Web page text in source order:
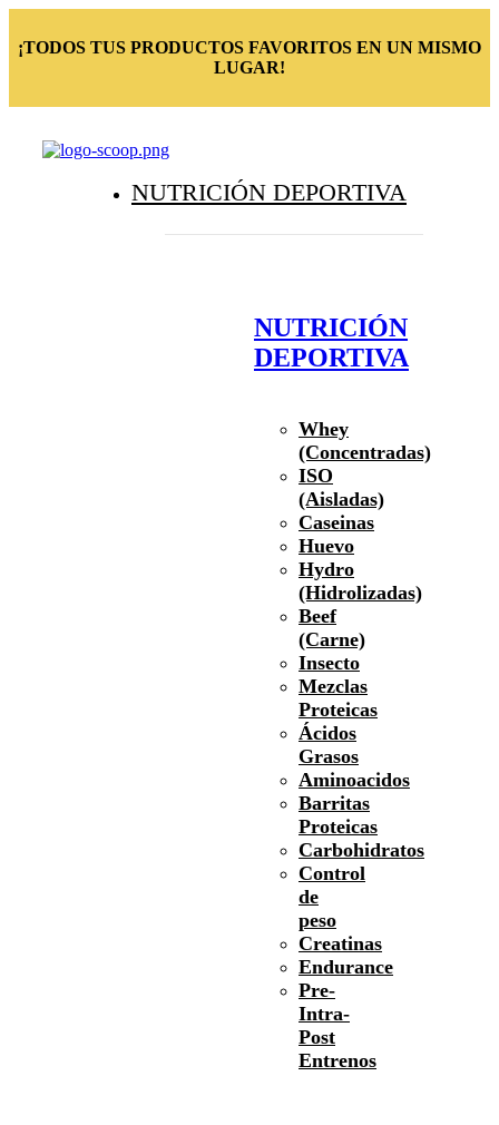
¡TODOS TUS PRODUCTOS FAVORITOS EN UN MISMO
LUGAR!
NUTRICIÓN DEPORTIVA
NUTRICIÓN
DEPORTIVA
Whey
(Concentradas)
ISO
(Aisladas)
Caseinas
Huevo
Hydro
(Hidrolizadas)
Beef
(Carne)
Insecto
Mezclas
Proteicas
Ácidos
Grasos
Aminoacidos
Barritas
Proteicas
Carbohidratos
Control
de
peso
Creatinas
Endurance
Pre-
Intra-
Post
Entrenos